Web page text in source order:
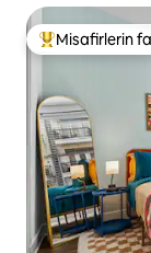
Misafirlerin
Misafirlerin